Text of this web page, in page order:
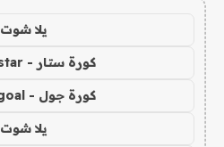
يلا شوت
كورة ستار - koora-star
كورة جول - koora-goal
يلا شوت